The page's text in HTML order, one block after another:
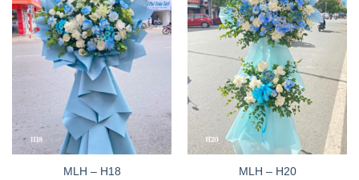
MLH – H18
MLH – H20